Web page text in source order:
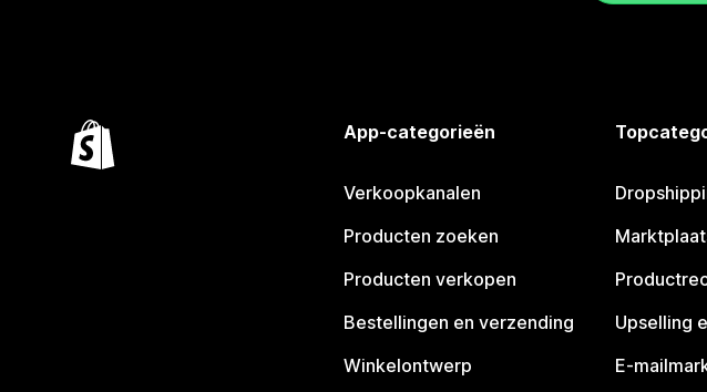
App-categorieën
Verkoopkanalen
Producten zoeken
Producten verkopen
Bestellingen en verzending
Winkelontwerp
Upselling
E-